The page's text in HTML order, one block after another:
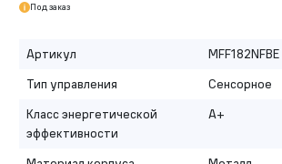
Под заказ
Артикул
MFF182NFBE
Тип управления
Сенсорное
Класс энергетической
эффективности
A+